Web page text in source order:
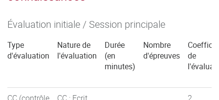
Évaluation initiale / Session principale
Type
d'évaluation
Nature de
l'évaluation
Durée
(en
minutes)
Nombre
d'épreuves
de